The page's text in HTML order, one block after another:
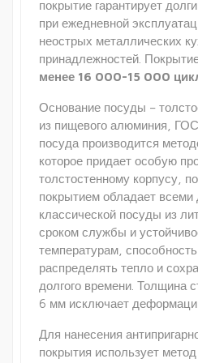
покрытие гарантирует
при ежедневной
неострых металлических
принадлежностей.
менее 16 000-15 000
Основание посуды –
из пищевого алюминия,
посуда производится
которое придает особую
толстостенному корпусу,
покрытием обладает всеми
классической посуды из
сроком службы и
температурам,
распределять тепло и
долгого времени. Толщина
6 мм исключает
Для нанесения
покрытия использует